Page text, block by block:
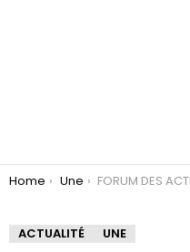
You are here:
Home Une FORUM DES ACTEURS NON ETATIQUES ACP : RAPPORT DE LA 1ère REUNION TENUE A BRUXELLES LES 30 ET 31
ACTUALITÉ UNE